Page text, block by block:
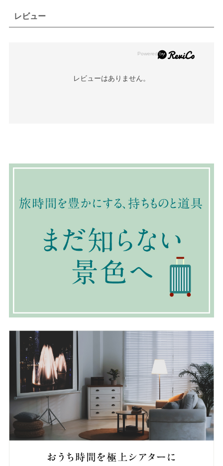
レビュー
レビューはありません。